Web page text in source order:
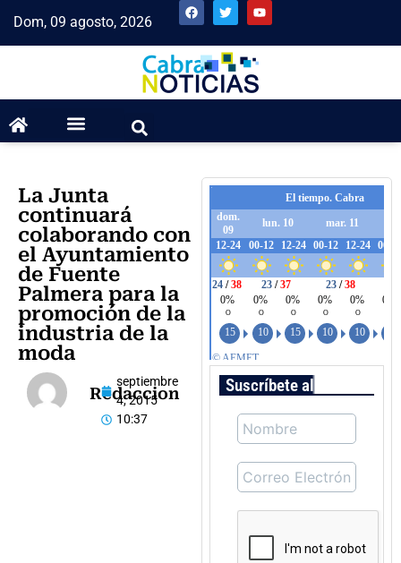
Dom, 09 agosto, 2026
La Junta
continuará
colaborando con
el Ayuntamiento
de Fuente
Palmera para la
promoción de la
industria de la
moda
Redaccion
septiembre
4, 2015
10:37
Suscríbete al boletín